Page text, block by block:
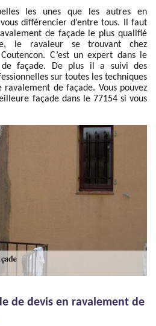
les unes que les autres en
différencier d’entre tous. Il faut
de façade le plus qualifié
le ravaleur se trouvant chez
Coutencon. C’est un expert dans le
de façade. De plus il a suivi des
sur toutes les techniques
de façade. Vous pouvez
façade dans le 77154 si vous
de devis en ravalement de